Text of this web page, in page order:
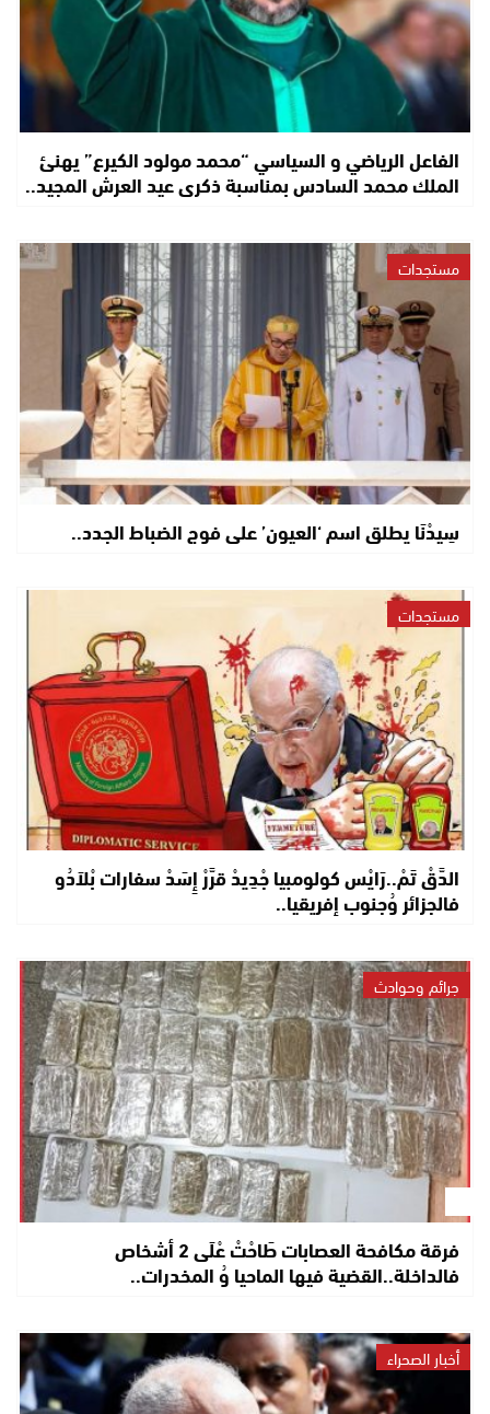
الفاعل الرياضي و السياسي “محمد مولود الكيرع” يهنئ
الملك محمد السادس بمناسبة ذكرى عيد العرش المجيد..
مستجدات
سِيدْنَا يطلق اسم ‘العيون’ على فوج الضباط الجدد..
مستجدات
الدَّقْ تَمْ..رَايْس كولومبيا جْدِيدْ قرَّرْ إِسَدْ سفارات بْلاَدُو
فالجزائر وُجنوب إفريقيا..
جرائم وحوادث
فرقة مكافحة العصابات طَاحْتْ عْلَى 2 أشخاص
فالداخلة..القضية فيها الماحيا وُ المخدرات..
أخبار الصحراء